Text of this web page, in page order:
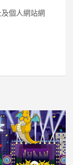
個人網站網